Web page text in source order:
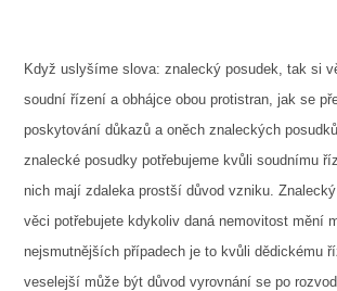
Když uslyšíme slova: znalecký posudek, tak si
soudní řízení a obhájce obou protistran, jak se
poskytování důkazů a oněch znaleckých
znalecké posudky potřebujeme kvůli soudnímu
nich mají zdaleka prostší důvod vzniku.
věci potřebujete kdykoliv daná nemovitost mění
nejsmutnějších případech je to kvůli dědickému
veselejší může být důvod vyrovnání se po